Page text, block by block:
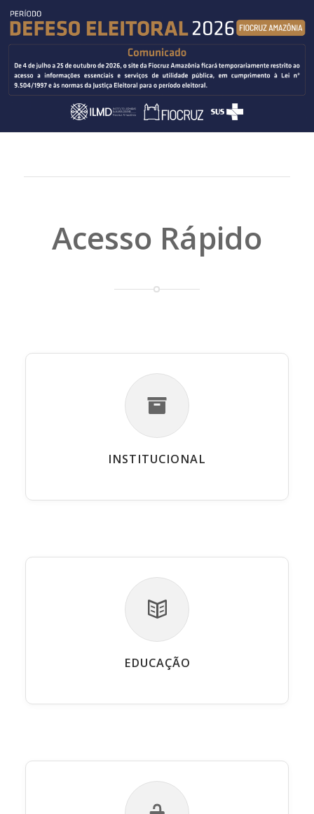
Acesso Rápido
INSTITUCIONAL
EDUCAÇÃO